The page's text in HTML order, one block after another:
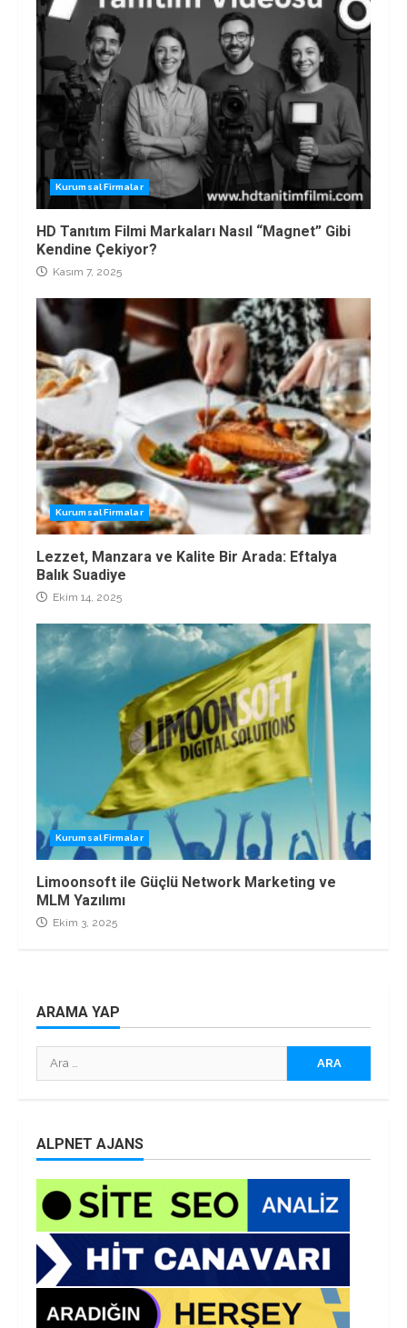
Kurumsal Firmalar
HD Tanıtım Filmi Markaları Nasıl “Magnet” Gibi
Kendine Çekiyor?
Kasım 7, 2025
Kurumsal Firmalar
Lezzet, Manzara ve Kalite Bir Arada: Eftalya
Balık Suadiye
Ekim 14, 2025
Kurumsal Firmalar
Limoonsoft ile Güçlü Network Marketing ve
MLM Yazılımı
Ekim 3, 2025
ARAMA YAP
Arama:
ALPNET AJANS